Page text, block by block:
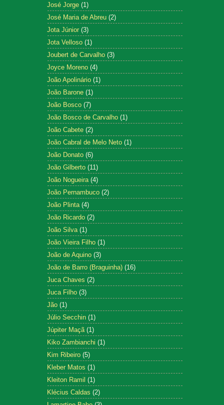
José Jorge (1)
José Maria de Abreu (2)
Jota Júnior (3)
Jota Velloso (1)
Joubert de Carvalho (3)
Joyce Moreno (4)
João Apolinário (1)
João Barone (1)
João Bosco (7)
João Bosco de Carvalho (1)
João Cabete (2)
João Cabral de Melo Neto (1)
João Donato (6)
João Gilberto (11)
João Nogueira (4)
João Pernambuco (2)
João Plinta (4)
João Ricardo (2)
João Silva (1)
João Vieira Filho (1)
João de Aquino (3)
João de Barro (Braguinha) (16)
Juca Chaves (2)
Juca Filho (3)
Jão (1)
Júlio Secchin (1)
Júpiter Maçã (1)
Kiko Zambianchi (1)
Kim Ribeiro (5)
Kleber Matos (1)
Kleiton Ramil (1)
Klécius Caldas (2)